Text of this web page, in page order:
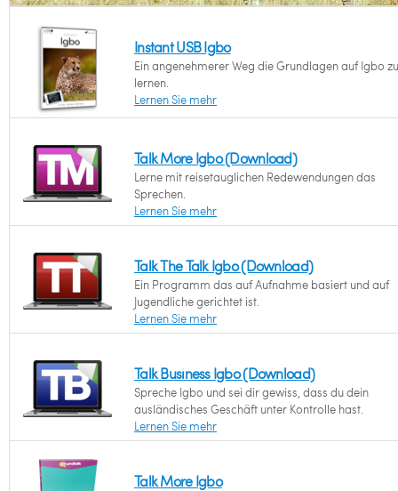
Instant USB Igbo
Ein angenehmerer Weg die Grundlagen auf Igbo zu
lernen.
Lernen Sie mehr
Talk More Igbo (Download)
Lerne mit reisetauglichen Redewendungen das
Sprechen.
Lernen Sie mehr
Talk The Talk Igbo (Download)
Ein Programm das auf Aufnahme basiert und auf
Jugendliche gerichtet ist.
Lernen Sie mehr
Talk Business Igbo (Download)
Spreche Igbo und sei dir gewiss, dass du dein
ausländisches Geschäft unter Kontrolle hast.
Lernen Sie mehr
Talk More Igbo